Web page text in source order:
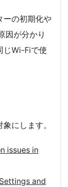
ーの初期化や
因が分かり
じWi-Fiで使
にします。
issues in
and